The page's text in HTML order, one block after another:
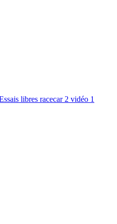
libres racecar 2 vidéo 1